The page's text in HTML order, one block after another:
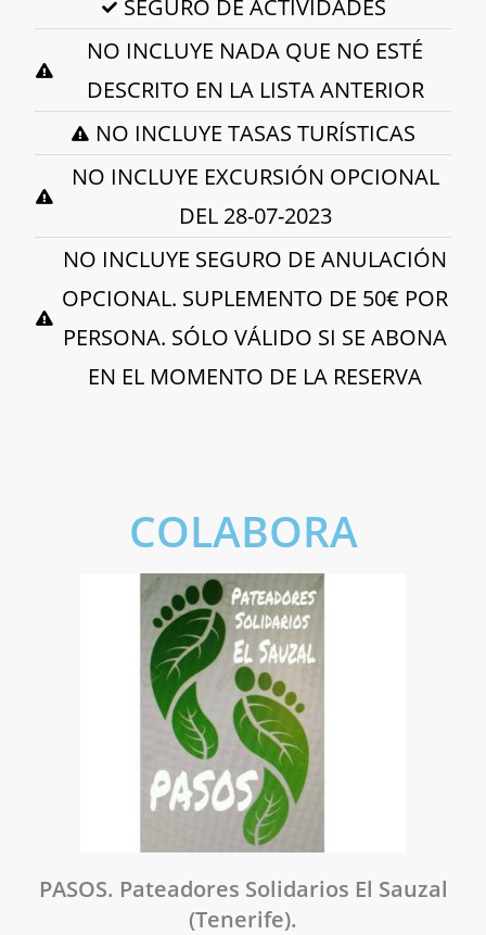
SEGURO DE ACTIVIDADES
NO INCLUYE NADA QUE NO ESTÉ
DESCRITO EN LA LISTA ANTERIOR
NO INCLUYE TASAS TURÍSTICAS
NO INCLUYE EXCURSIÓN OPCIONAL
DEL 28-07-2023
NO INCLUYE SEGURO DE ANULACIÓN
OPCIONAL. SUPLEMENTO DE 50€ POR
PERSONA. SÓLO VÁLIDO SI SE ABONA
EN EL MOMENTO DE LA RESERVA
COLABORA
PASOS. Pateadores Solidarios El Sauzal
(Tenerife).